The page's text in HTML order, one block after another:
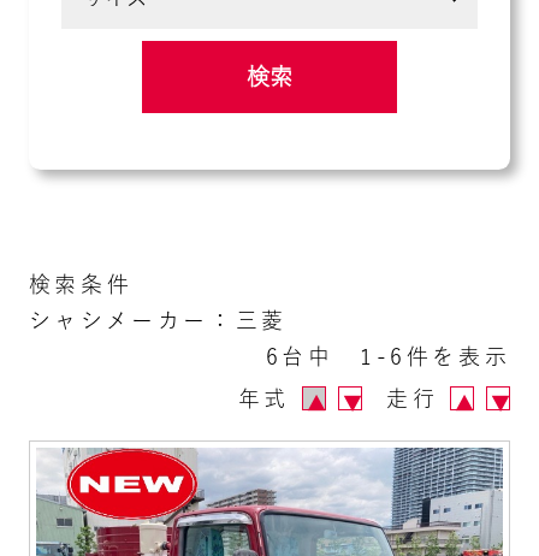
検索
検索条件
シャシメーカー：三菱
6台中 1-6件を表示
年式
▲ ▼ 走行 ▲ ▼